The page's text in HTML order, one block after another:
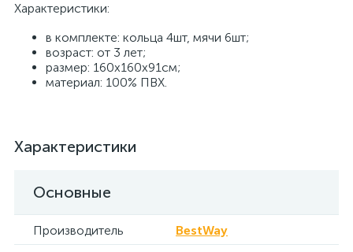
Характеристики:
в комплекте: кольца 4шт, мячи 6шт;
возраст: от 3 лет;
размер: 160х160х91см;
материал: 100% ПВХ.
Характеристики
Основные
Производитель
BestWay